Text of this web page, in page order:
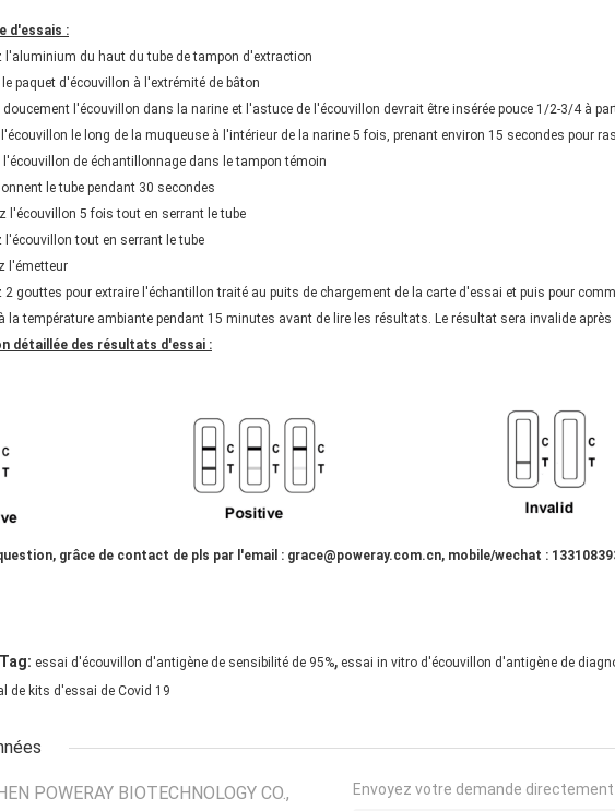
d'essais :
l'aluminium du haut du tube de tampon d'extraction
paquet d'écouvillon à l'extrémité de bâton
doucement l'écouvillon dans la narine et l'astuce de l'écouvillon devrait être insérée pouce 1/2-3/4 à
l'écouvillon le long de la muqueuse à l'intérieur de la narine 5 fois, prenant environ 15 secondes pour
l'écouvillon de échantillonnage dans le tampon témoin
le tube pendant 30 secondes
l'écouvillon 5 fois tout en serrant le tube
l'écouvillon tout en serrant le tube
l'émetteur
2 gouttes pour extraire l'échantillon traité au puits de chargement de la carte d'essai et puis pour
la température ambiante pendant 15 minutes avant de lire les résultats. Le résultat sera invalide
détaillée des résultats d'essai :
grâce de contact de pls par l'email : grace@poweray.com.cn, mobile/wechat :
essai d'écouvillon d'antigène de sensibilité de 95%, essai in vitro d'écouvillon d'antigène de
de kits d'essai de Covid 19
POWERAY BIOTECHNOLOGY CO.,
Envoyez votre demande